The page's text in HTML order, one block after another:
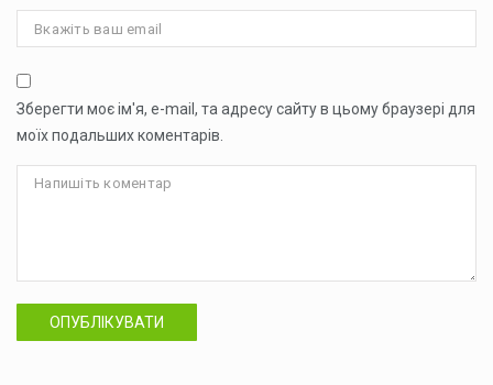
Зберегти моє ім'я, e-mail, та адресу сайту в цьому браузері для
моїх подальших коментарів.
ОПУБЛІКУВАТИ